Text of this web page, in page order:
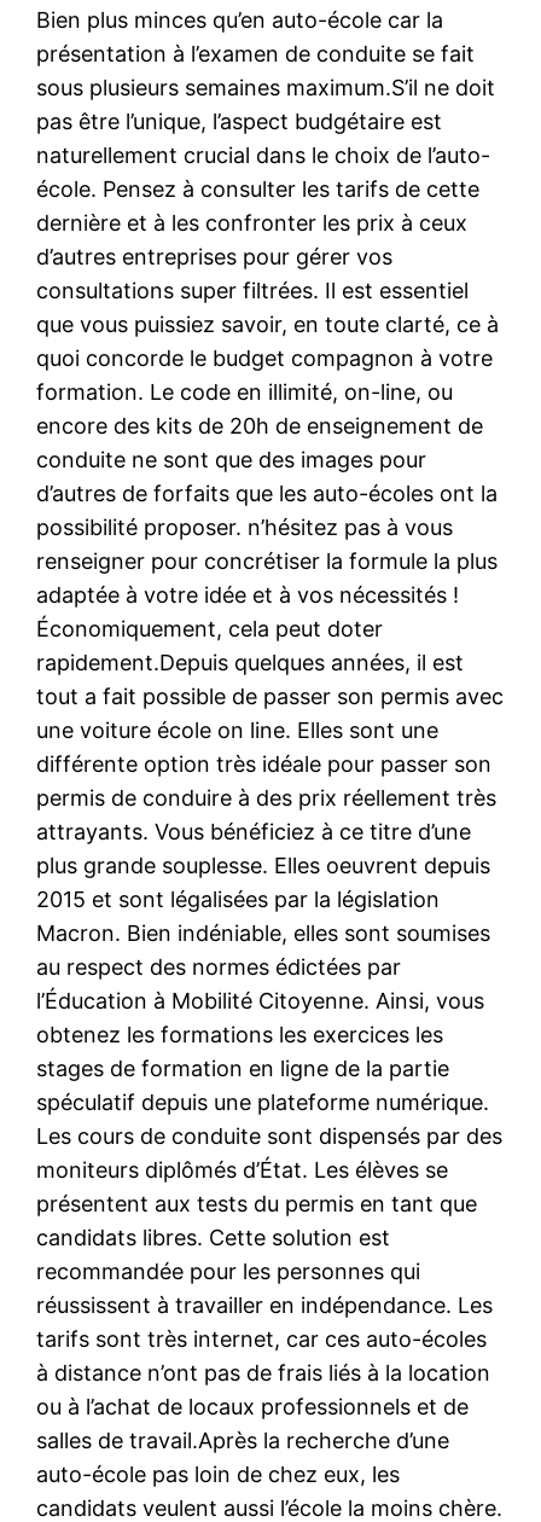
Bien plus minces qu’en auto-école car la
présentation à l’examen de conduite se fait
sous plusieurs semaines maximum.S’il ne doit
pas être l’unique, l’aspect budgétaire est
naturellement crucial dans le choix de l’auto-
école. Pensez à consulter les tarifs de cette
dernière et à les confronter les prix à ceux
d’autres entreprises pour gérer vos
consultations super filtrées. Il est essentiel
que vous puissiez savoir, en toute clarté, ce à
quoi concorde le budget compagnon à votre
formation. Le code en illimité, on-line, ou
encore des kits de 20h de enseignement de
conduite ne sont que des images pour
d’autres de forfaits que les auto-écoles ont la
possibilité proposer. n’hésitez pas à vous
renseigner pour concrétiser la formule la plus
adaptée à votre idée et à vos nécessités !
Économiquement, cela peut doter
rapidement.Depuis quelques années, il est
tout a fait possible de passer son permis avec
une voiture école on line. Elles sont une
différente option très idéale pour passer son
permis de conduire à des prix réellement très
attrayants. Vous bénéficiez à ce titre d’une
plus grande souplesse. Elles oeuvrent depuis
2015 et sont légalisées par la législation
Macron. Bien indéniable, elles sont soumises
au respect des normes édictées par
l’Éducation à Mobilité Citoyenne. Ainsi, vous
obtenez les formations les exercices les
stages de formation en ligne de la partie
spéculatif depuis une plateforme numérique.
Les cours de conduite sont dispensés par des
moniteurs diplômés d’État. Les élèves se
présentent aux tests du permis en tant que
candidats libres. Cette solution est
recommandée pour les personnes qui
réussissent à travailler en indépendance. Les
tarifs sont très internet, car ces auto-écoles
à distance n’ont pas de frais liés à la location
ou à l’achat de locaux professionnels et de
salles de travail.Après la recherche d’une
auto-école pas loin de chez eux, les
candidats veulent aussi l’école la moins chère.